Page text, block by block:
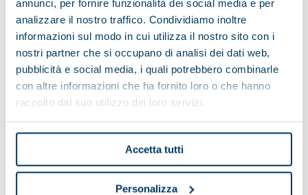
annunci, per fornire funzionalità dei social media e per
analizzare il nostro traffico. Condividiamo inoltre
informazioni sul modo in cui utilizza il nostro sito con i
nostri partner che si occupano di analisi dei dati web,
pubblicità e social media, i quali potrebbero combinarle
con altre informazioni che ha fornito loro o che hanno
raccolto dal suo utilizzo dei loro servizi.
Accetta tutti
Personalizza